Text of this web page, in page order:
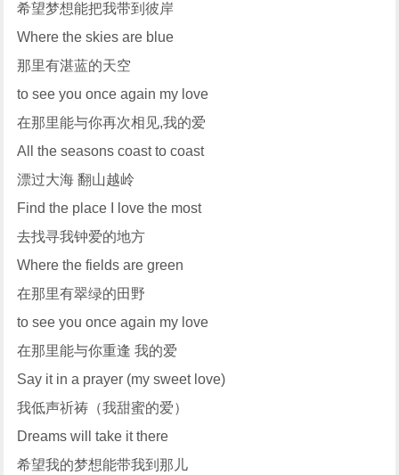
希望梦想能把我带到彼岸
Where the skies are blue
那里有湛蓝的天空
to see you once again my love
在那里能与你再次相见,我的爱
All the seasons coast to coast
漂过大海 翻山越岭
Find the place I love the most
去找寻我钟爱的地方
Where the fields are green
在那里有翠绿的田野
to see you once again my love
在那里能与你重逢 我的爱
Say it in a prayer (my sweet love)
我低声祈祷（我甜蜜的爱）
Dreams will take it there
希望我的梦想能带我到那儿